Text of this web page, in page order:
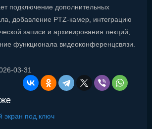
подключение дополнительных
добавление PTZ-камер, интеграцию
записи и архивирования лекций,
функционала видеоконференцсвязи.
03-31
экран под ключ